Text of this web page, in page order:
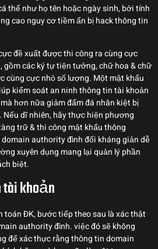
thể như họ tên hoặc ngày sinh, bởi tính
cao nguy cơ tiềm ẩn bị hack thông tin
đề xuất được thi công ra cùng cực
gồm các ký tự tiện tưởng, chữ hoa & chữ
cùng cực nhỏ số lượng. Một mật khẩu
kiểm soát an ninh thông tin tài khoản
hơn nữa giảm đấm đá nhân kiệt bị
dĩ nhiên, hãy thực hiện phương
trữ & thi công mật khẩu thông
authority đình đối kháng giản dễ
xuyên dụng mang lại quản lý phần
biệt.
khoản
toán ĐK, bước tiếp theo sau là xác thật
authority đình. việc đó sẽ không
để xác thực rằng thông tin domain